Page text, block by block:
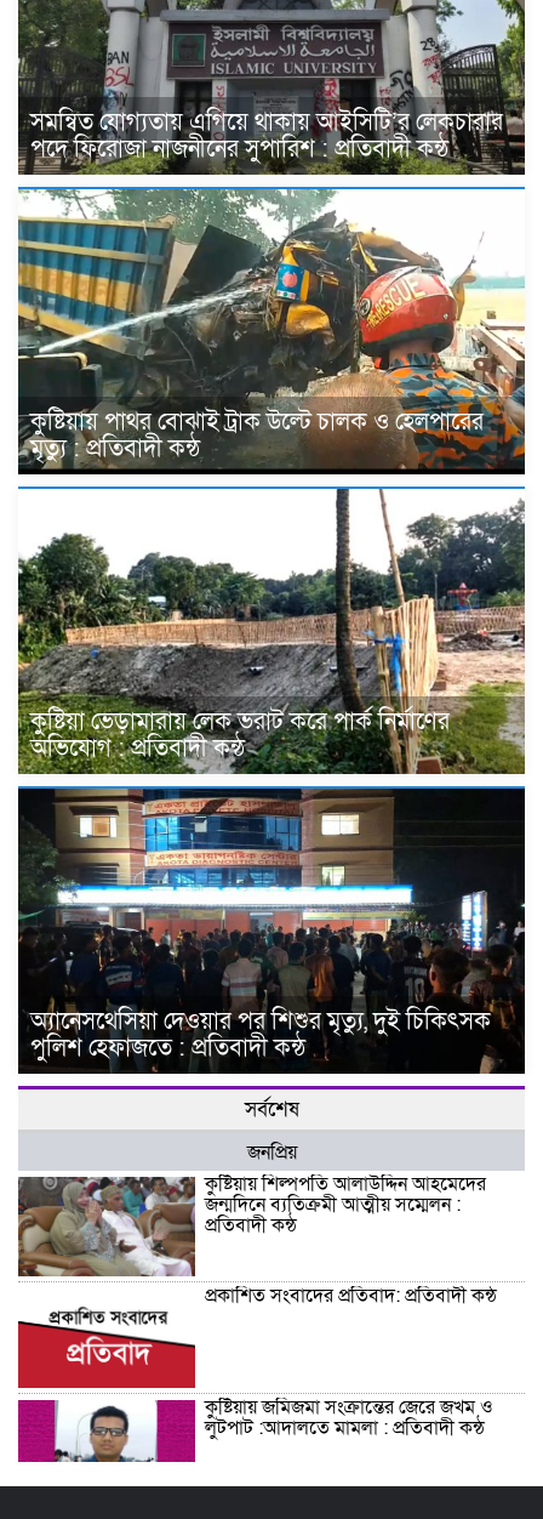
সমন্বিত যোগ্যতায় এগিয়ে থাকায় আইসিটি’র লেকচারার
পদে ফিরোজা নাজনীনের সুপারিশ : প্রতিবাদী কন্ঠ
কুষ্টিয়ায় পাথর বোঝাই ট্রাক উল্টে চালক ও হেলপারের
মৃত্যু : প্রতিবাদী কন্ঠ
কুষ্টিয়া ভেড়ামারায় লেক ভরাট করে পার্ক নির্মাণের
অভিযোগ : প্রতিবাদী কন্ঠ
অ্যানেসথেসিয়া দেওয়ার পর শিশুর মৃত্যু, দুই চিকিৎসক
পুলিশ হেফাজতে : প্রতিবাদী কন্ঠ
সর্বশেষ
জনপ্রিয়
কুষ্টিয়ায় শিল্পপতি আলাউদ্দিন আহমেদের
জন্মদিনে ব্যতিক্রমী আত্মীয় সম্মেলন :
প্রতিবাদী কন্ঠ
প্রকাশিত সংবাদের প্রতিবাদ: প্রতিবাদী কন্ঠ
কুষ্টিয়ায় জমিজমা সংক্রান্তের জেরে জখম ও
লুটপাট :আদালতে মামলা : প্রতিবাদী কন্ঠ